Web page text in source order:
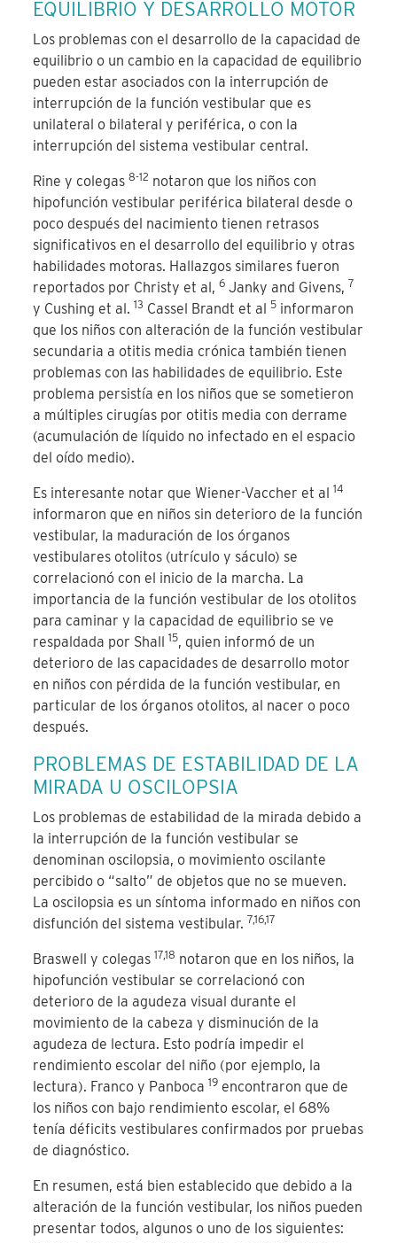
EQUILIBRIO Y DESARROLLO MOTOR
Los problemas con el desarrollo de la capacidad de
equilibrio o un cambio en la capacidad de equilibrio
pueden estar asociados con la interrupción de
interrupción de la función vestibular que es
unilateral o bilateral y periférica, o con la
interrupción del sistema vestibular central.
Rine y colegas8-12 notaron que los niños con
hipofunción vestibular periférica bilateral desde o
poco después del nacimiento tienen retrasos
significativos en el desarrollo del equilibrio y otras
habilidades motoras. Hallazgos similares fueron
reportados por Christy et al,6 Janky and Givens, 7
y Cushing et al. 13 Cassel Brandt et al 5 informaron
que los niños con alteración de la función vestibular
secundaria a otitis media crónica también tienen
problemas con las habilidades de equilibrio. Este
problema persistía en los niños que se sometieron
a múltiples cirugías por otitis media con derrame
(acumulación de líquido no infectado en el espacio
del oído medio).
Es interesante notar que Wiener-Vaccher et al 14
informaron que en niños sin deterioro de la función
vestibular, la maduración de los órganos
vestibulares otolitos (utrículo y sáculo) se
correlacionó con el inicio de la marcha. La
importancia de la función vestibular de los otolitos
para caminar y la capacidad de equilibrio se ve
respaldada por Shall 15, quien informó de un
deterioro de las capacidades de desarrollo motor
en niños con pérdida de la función vestibular, en
particular de los órganos otolitos, al nacer o poco
después.
PROBLEMAS DE ESTABILIDAD DE LA
MIRADA U OSCILOPSIA
Los problemas de estabilidad de la mirada debido a
la interrupción de la función vestibular se
denominan oscilopsia, o movimiento oscilante
percibido o “salto” de objetos que no se mueven.
La oscilopsia es un síntoma informado en niños con
disfunción del sistema vestibular. 7,16,17
Braswell y colegas 17,18 notaron que en los niños, la
hipofunción vestibular se correlacionó con
deterioro de la agudeza visual durante el
movimiento de la cabeza y disminución de la
agudeza de lectura. Esto podría impedir el
rendimiento escolar del niño (por ejemplo, la
lectura). Franco y Panboca 19 encontraron que de
los niños con bajo rendimiento escolar, el 68%
tenía déficits vestibulares confirmados por pruebas
de diagnóstico.
En resumen, está bien establecido que debido a la
alteración de la función vestibular, los niños pueden
presentar todos, algunos o uno de los siguientes: